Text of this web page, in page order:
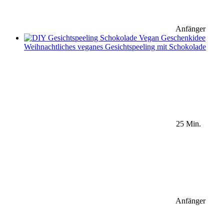
Anfänger
Weihnachtliches veganes Gesichtspeeling mit Schokolade
25 Min.
Anfänger